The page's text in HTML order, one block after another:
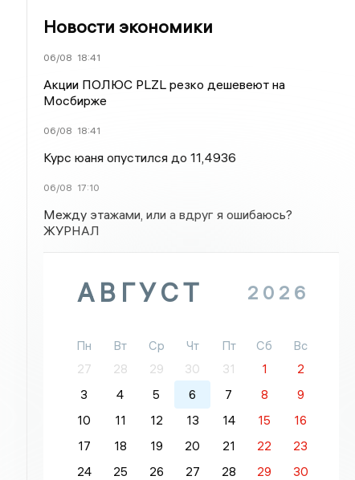
Новости экономики
06/08 18:41
Акции ПОЛЮС PLZL резко дешевеют на
Мосбирже
06/08 18:41
Курс юаня опустился до 11,4936
06/08 17:10
Между этажами, или а вдруг я ошибаюсь?
ЖУРНАЛ
АВГУСТ 2026
Пн Вт Ср Чт Пт Сб
Вс
27
28 29 30 31 1
2
3
4 5 6 7 8
9
10
11 12 13 14 15
16
17
18 19 20 21 22
23
24
25 26 27 28 29
30